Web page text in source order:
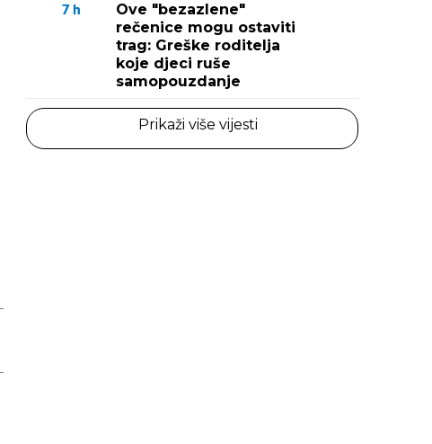
7 h
Ove "bezazlene"
rečenice mogu ostaviti
trag: Greške roditelja
koje djeci ruše
samopouzdanje
Prikaži više vijesti